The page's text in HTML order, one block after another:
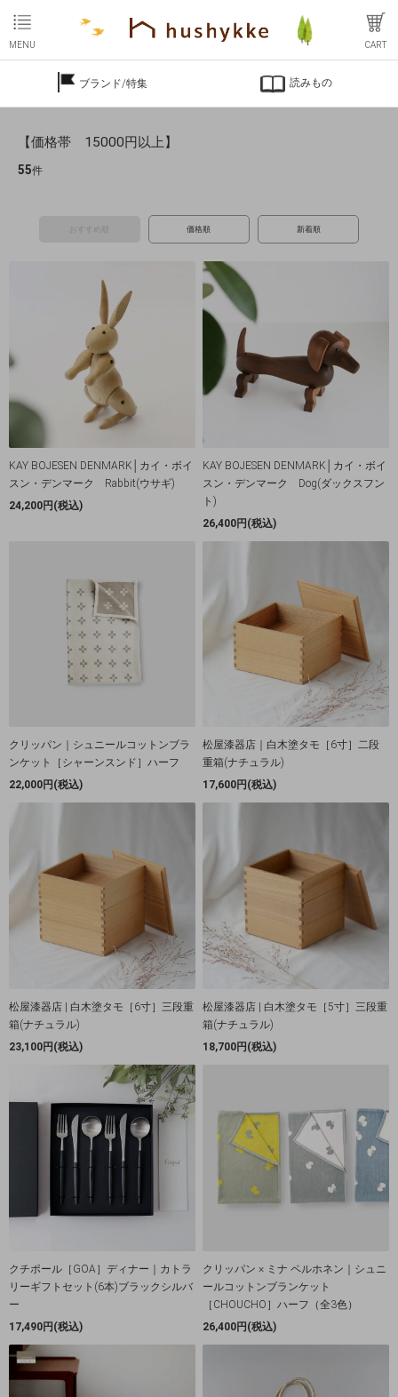
MENU CART
ブランド/特集 読みもの
【価格帯 15000円以上】
55件
おすすめ順 価格順 新着順
KAY BOJESEN DENMARK│カイ・ボイ
スン・デンマーク Rabbit(ウサギ)
24,200円(税込)
KAY BOJESEN DENMARK│カイ・ボイ
スン・デンマーク Dog(ダックスフン
ト)
26,400円(税込)
クリッパン｜シュニールコットンブラ
ンケット［シャーンスンド］ハーフ
22,000円(税込)
松屋漆器店｜白木塗タモ［6寸］二段
重箱(ナチュラル)
17,600円(税込)
松屋漆器店 | 白木塗タモ［6寸］三段重
箱(ナチュラル)
23,100円(税込)
松屋漆器店 | 白木塗タモ［5寸］三段重
箱(ナチュラル)
18,700円(税込)
クチポール［GOA］ディナー｜カトラ
リーギフトセット(6本)ブラックシルバ
ー
17,490円(税込)
クリッパン × ミナ ペルホネン｜シュニ
ールコットンブランケット
［CHOUCHO］ハーフ（全3色）
26,400円(税込)